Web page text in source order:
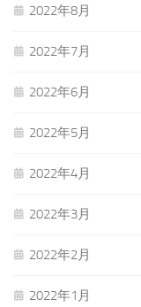
2022年8月
2022年7月
2022年6月
2022年5月
2022年4月
2022年3月
2022年2月
2022年1月